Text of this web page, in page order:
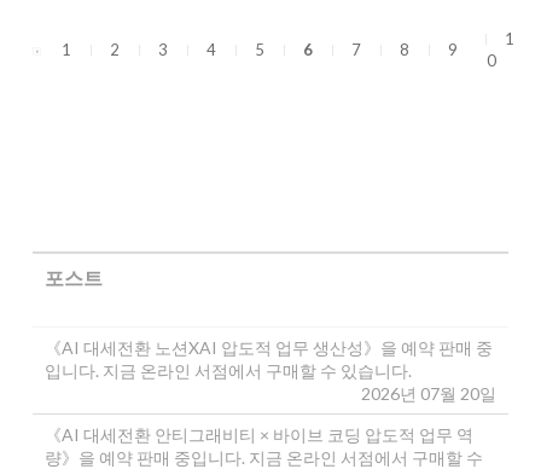
1 2 3 4 5 6 7 8 9
1
0
포스트
《AI 대세전환 노션XAI 압도적 업무 생산성》을 예약 판매 중
입니다. 지금 온라인 서점에서 구매할 수 있습니다.
2026년 07월 20일
《AI 대세전환 안티그래비티 × 바이브 코딩 압도적 업무 역
량》을 예약 판매 중입니다. 지금 온라인 서점에서 구매할 수